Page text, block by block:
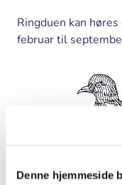
Denne hjemmeside
Ringduen kan
februar til